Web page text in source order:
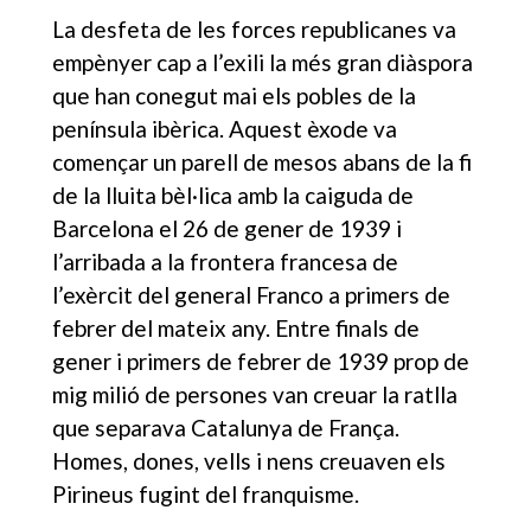
La desfeta de les forces republicanes va
empènyer cap a l’exili la més gran diàspora
que han conegut mai els pobles de la
península ibèrica. Aquest èxode va
començar un parell de mesos abans de la fi
de la lluita bèl·lica amb la caiguda de
Barcelona el 26 de gener de 1939 i
l’arribada a la frontera francesa de
l’exèrcit del general Franco a primers de
febrer del mateix any. Entre finals de
gener i primers de febrer de 1939 prop de
mig milió de persones van creuar la ratlla
que separava Catalunya de França.
Homes, dones, vells i nens creuaven els
Pirineus fugint del franquisme.